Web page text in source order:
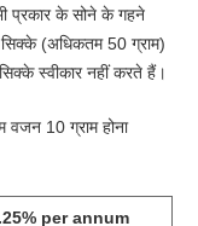
प्रकार के सोने के गहने
(अधिकतम 50 ग्राम)
स्वीकार नहीं करते हैं।
10 ग्राम होना
per annum